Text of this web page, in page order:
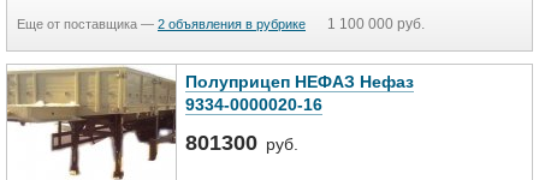
Еще от поставщика — 2 объявления в рубрике 1 100 000 руб.
Полуприцеп НЕФАЗ Нефаз
9334-0000020-16
801300 руб.